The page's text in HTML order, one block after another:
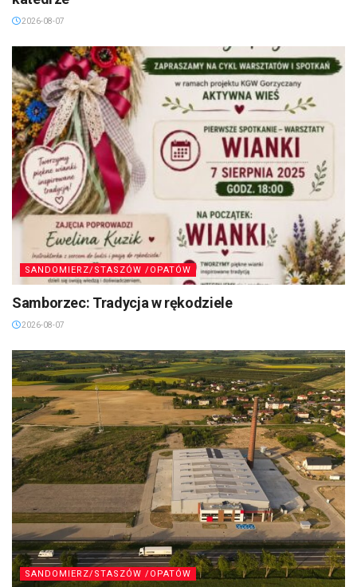
2026-08-07
SANDOMIERZ/STASZÓW /OPATÓW
Samborzec: Tradycja w rękodziele
2026-08-07
SANDOMIERZ/STASZÓW /OPATÓW